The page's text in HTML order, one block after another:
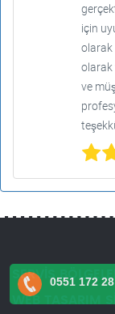
için
olarak
olarak
ve
SERVİS
WEB TASARIM
0551 172